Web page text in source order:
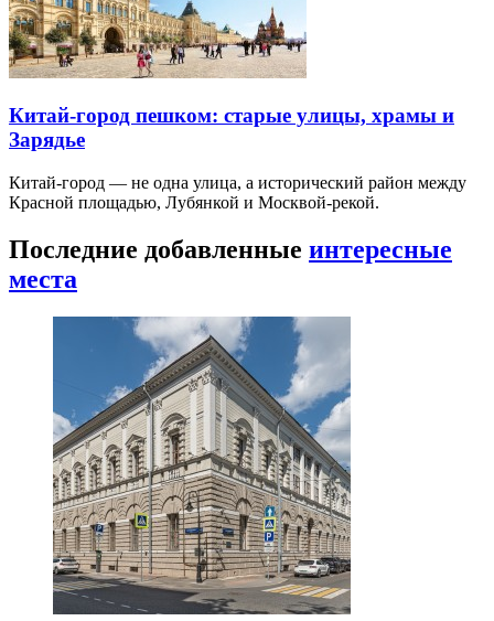
Китай-город пешком: старые улицы, храмы и
Зарядье
Китай-город — не одна улица, а исторический район между
Красной площадью, Лубянкой и Москвой-рекой.
Последние добавленные интересные
места